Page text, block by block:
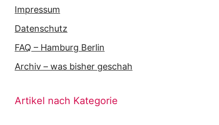
Impressum
Datenschutz
FAQ – Hamburg Berlin
Archiv – was bisher geschah
Artikel nach Kategorie